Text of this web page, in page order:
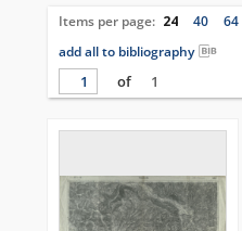
Items per page: 24 40
64
add all to bibliography
of
1